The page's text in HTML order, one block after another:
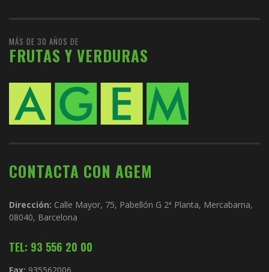
MÁS DE 30 AÑOS DE
FRUTAS Y VERDURAS
CONTACTA CON AGEM
Dirección: Calle Mayor, 75, Pabellón G 2ª Planta, Mercabarna,
08040, Barcelona
TEL: 93 556 20 00
Fax: 935562006